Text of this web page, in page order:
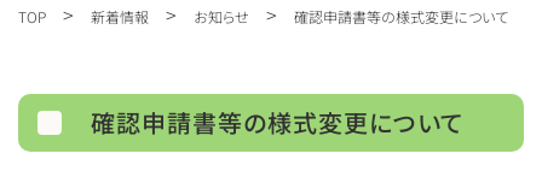
TOP > 新着情報 > お知らせ > 確認申請書等の様式変更について
確認申請書等の様式変更について